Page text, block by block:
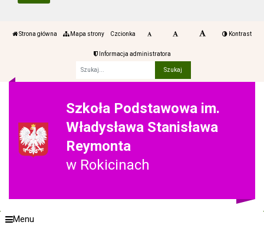
Strona główna Mapa strony Czcionka Kontrast
Informacja administratora
Szkoła Podstawowa im.
Władysława Stanisława
Reymonta
w Rokicinach
Menu